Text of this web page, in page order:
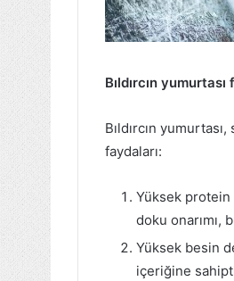
Bıldırcın yumurtası
Bıldırcın
faydaları:
Yüksek protein
doku onarımı,
Yüksek besin
içeriğine